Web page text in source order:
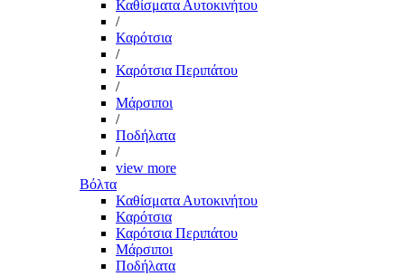
Καθίσματα Αυτοκινήτου
/
Καρότσια
/
Καρότσια Περιπάτου
/
Μάρσιποι
/
Ποδήλατα
/
view more
Βόλτα
Καθίσματα Αυτοκινήτου
Καρότσια
Καρότσια Περιπάτου
Μάρσιποι
Ποδήλατα